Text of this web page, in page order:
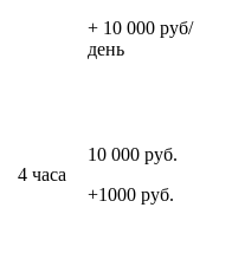
+ 10 000 руб/
день
4 часа
10 000 руб.
+1000 руб.